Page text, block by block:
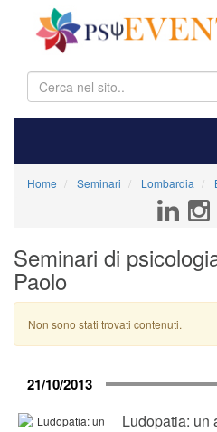
Home Seminari Lombardia
Seminari di
Paolo
Non sono stati trovati contenuti.
21/10/2013
Ludopatia: un